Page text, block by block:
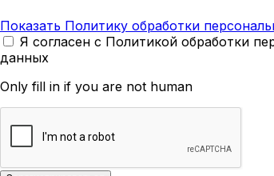
Показать Политику обработки
Я согласен с Политикой обработки
данных
Only fill in if you are not human